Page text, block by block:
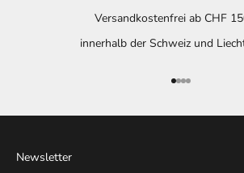
Versandkostenfrei ab CHF
innerhalb der Schweiz und
Gehe zu
Gehe zu
Gehe zu
Gehe zu
Newsletter